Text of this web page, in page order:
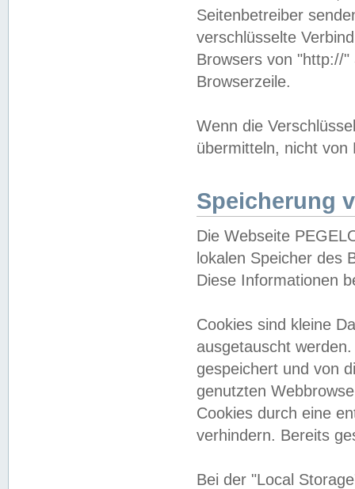
Seitenbetreiber
verschlüsselte
Browsers von "http://
Browserzeile.
Wenn die
übermitteln, nicht von
Speicherung
Die Webseite
lokalen Speicher des
Diese Informationen
Cookies sind kleine
ausgetauscht
gespeichert und von
genutzten
Cookies durch eine
verhindern. Bereits
Bei der "Local